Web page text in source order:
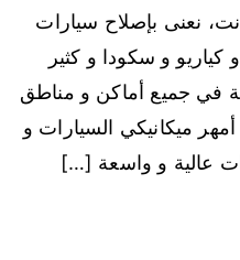
نعنى بإصلاح سيارات
و سكودا و كثير
في جميع أماكن و مناطق
ميكانيكي السيارات و
عالية و واسعة […]